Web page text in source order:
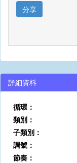
分享
詳細資料
循環：
類別：
子類別：
調號：
節奏：